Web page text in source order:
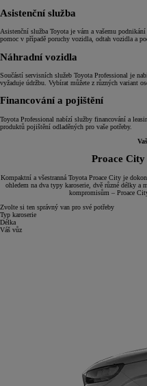
Asistenční služba
Asistenční služba Toyota je vám a vašemu
pomoc v případě poruchy vozidla, odtah vozidla a
Náhradní vozidla
Součástí servisních služeb Toyota Professional je
vyžaduje údržbu. Vybírat můžete z různých variant
Financování a pojištění
Toyota Professional nabízí služby financování a
produktů pojištění odladěných pro vaše potřeby.
Proace
Kompaktní a všestranná Toyota Proace City je
ohledem na dva typy karoserie, dvě různé délky a
kompromisům – Proace
Zvolte si ten správný van pro své potřeby
Typ karoserie
Délka
Váš vůz